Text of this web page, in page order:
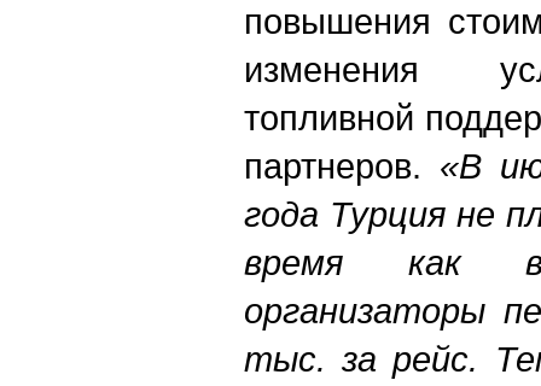
повышения
изменения
топливной
партнеров. «В
года Турция не
время как
организаторы
тыс. за рейс.